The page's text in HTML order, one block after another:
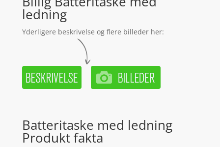
ledning
Yderligere beskrivelse og flere billeder her:
Batteritaske med ledning
Produkt fakta